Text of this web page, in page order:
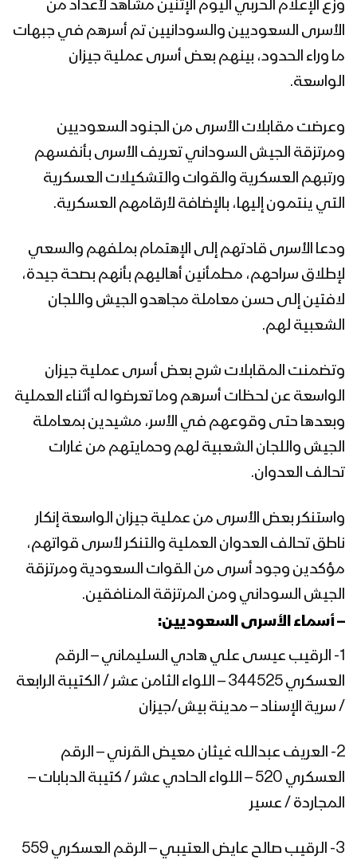
ميادين الجهاد – حلقات خاصة بعملية جيزان
الواسعة – ج3
مشاهد من عمليات قنص نوعية لوحدة
القناصة في جبهات جيزان – تقرير
برومو – ميادين الجهاد – حلقات خاصة
تحرير أكثر من 30 موقع قبالة جيزان – تنكيل
تنكيل
ميادين الجهاد – حلقات خاصة بعملية جيزان
الواسعة – ج2
إحراق آلية وإعطاب أخرى بعيارات نارية –
تنكيل
وجهنا أينما شئت – مع الله
لن نكل ولن نمل – مع الله
سننتقم للأطفال والنساء – مع الله
بعملية جيزان الواسعة – ج2
وزع الإعلام الحربي اليوم الإثنين مشاهد لأعداد من
الأسرى السعوديين والسودانيين تم أسرهم في جبهات
ما وراء الحدود، بينهم بعض أسرى عملية جيزان
الواسعة.
وعرضت مقابلات الأسرى من الجنود السعوديين
ومرتزقة الجيش السوداني تعريف الأسرى بأنفسهم
ورتبهم العسكرية والقوات والتشكيلات العسكرية
التي ينتمون إليها، بالإضافة لأرقامهم العسكرية.
ودعا الأسرى قادتهم إلى الإهتمام بملفهم والسعي
لإطلاق سراحهم، مطمأنين أهاليهم بأنهم بصحة جيدة،
لافتين إلى حسن معاملة مجاهدو الجيش واللجان
الشعبية لهم.
وتضمنت المقابلات شرح بعض أسرى عملية جيزان
الواسعة عن لحظات أسرهم وما تعرضوا له أثناء العملية
وبعدها حتى وقوعهم في الأسر، مشيدين بمعاملة
الجيش واللجان الشعبية لهم وحمايتهم من غارات
تحالف العدوان.
واستنكر بعض الأسرى من عملية جيزان الواسعة إنكار
ناطق تحالف العدوان العملية والتنكر لأسرى قواتهم،
مؤكدين وجود أسرى من القوات السعودية ومرتزقة
الجيش السوداني ومن المرتزقة المنافقين.
– أسماء الأسرى السعوديين:
1- الرقيب عيسى علي هادي السليماني – الرقم
العسكري 344525 – اللواء الثامن عشر / الكتيبة الرابعة
/ سرية الإسناد – مدينة بيش/جيزان
2- العريف عبدالله غيثان معيض القرني – الرقم
العسكري 520 – اللواء الحادي عشر / كتيبة الدبابات –
المجاردة / عسير
3- الرقيب صالح عايض العتيبي – الرقم العسكري 559